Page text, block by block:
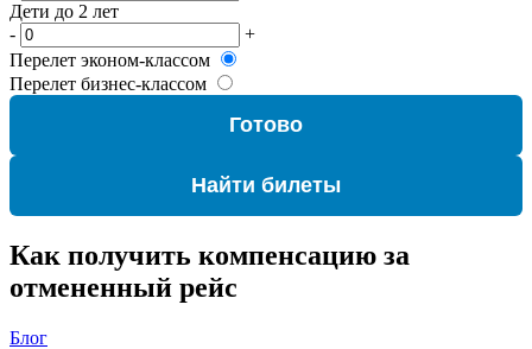
Дети до 2 лет
-
+
Перелет эконом-классом
Перелет бизнес-классом
Готово
Найти билеты
Как получить компенсацию за
отмененный рейс
Блог